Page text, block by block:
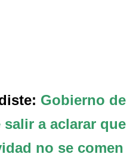
Gobierno de
a aclarar que
no se comen